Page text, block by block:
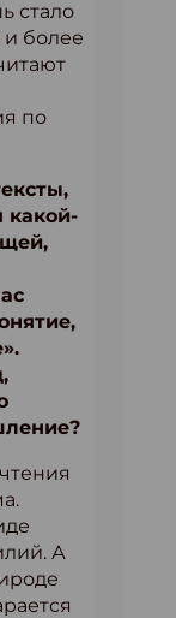
стало
более
по
какой-
А